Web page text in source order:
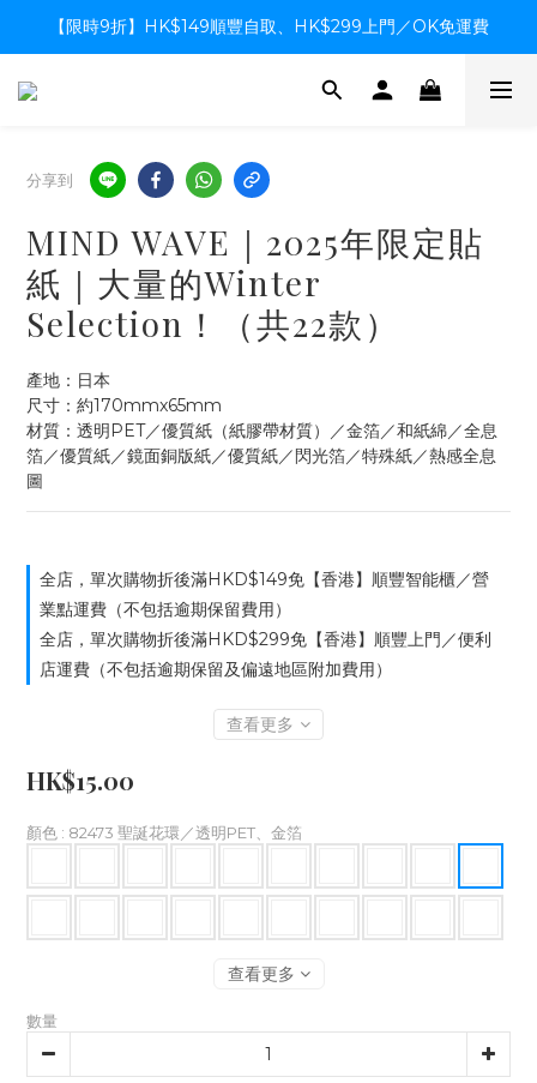
【限時9折】HK$149順豐自取、HK$299上門／OK免運費
【限時9折】HK$149順豐自取、HK$299上門／OK免運費
支付系統升級中，暫停信用卡支付至8月中，造成不便感謝諒解
分享到
MIND WAVE｜2025年限定貼
紙｜大量的Winter
Selection！（共22款）
產地：日本
尺寸：約170mmx65mm
材質：透明PET／優質紙（紙膠帶材質）／金箔／和紙綿／全息
箔／優質紙／鏡面銅版紙／優質紙／閃光箔／特殊紙／熱感全息
圖
全店，單次購物折後滿HKD$149免【香港】順豐智能櫃／營
業點運費（不包括逾期保留費用）
全店，單次購物折後滿HKD$299免【香港】順豐上門／便利
店運費（不包括逾期保留及偏遠地區附加費用）
查看更多
HK$15.00
顏色 : 82473 聖誕花環／透明PET、金箔
查看更多
數量